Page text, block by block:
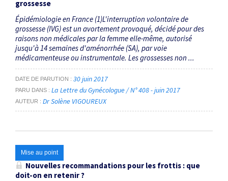
grossesse
Épidémiologie en France (1)L'interruption volontaire de
grossesse (IVG) est un avortement provoqué, décidé pour des
raisons non médicales par la femme elle-même, autorisé
jusqu'à 14 semaines d'aménorrhée (SA), par voie
médicamenteuse ou instrumentale. Les grossesses non ...
DATE DE PARUTION 30 juin 2017
PARU DANS La Lettre du Gynécologue / N° 408 - juin 2017
AUTEUR Dr Solène VIGOUREUX
Mise au point
Nouvelles recommandations pour les frottis : que
doit-on en retenir ?